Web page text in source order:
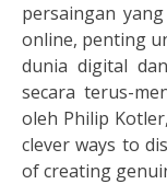
persaingan
online, penting
dunia digital
secara terus-
oleh Philip
clever ways to
of creating